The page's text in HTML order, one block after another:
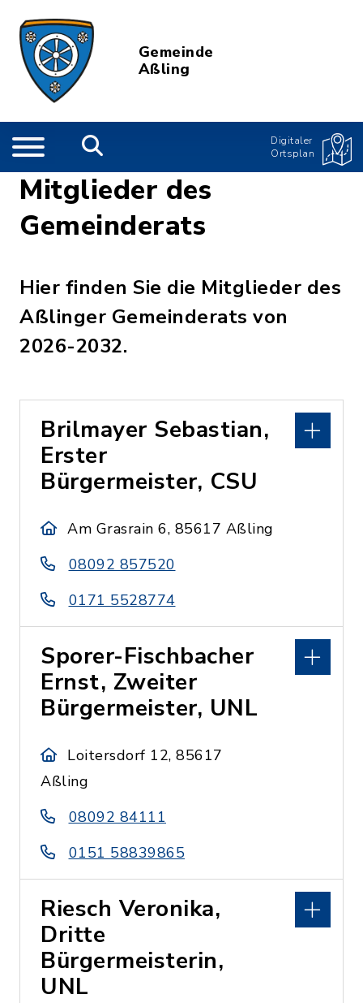
Gemeinde
Aßling
Digitaler
Ortsplan
Mitglieder des
Gemeinderats
Hier finden Sie die Mitglieder des
Aßlinger Gemeinderats von
2026-2032.
Brilmayer Sebastian,
Erster
Bürgermeister, CSU
Am Grasrain 6, 85617 Aßling
08092 857520
0171 5528774
Sporer-Fischbacher
Ernst, Zweiter
Bürgermeister, UNL
Loitersdorf 12, 85617
Aßling
08092 84111
0151 58839865
Riesch Veronika,
Dritte
Bürgermeisterin,
UNL